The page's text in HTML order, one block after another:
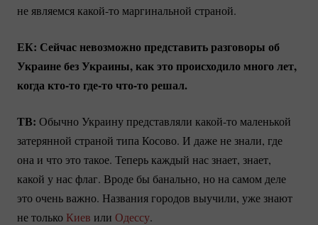
не являемсякакой-то маргинальной страной.
ЕК: Сейчас невозможно представить разговоры об
Украине без Украины, как это происходило много лет,
когдакто-тогде-точто-торешал.
ТВ: Обычно Украину представляли какой-то маленькой
затерянной страной типа Косово. И даже не знали, где
она и что это такое. Теперь каждый нас знает, знает,
какой у нас флаг. Вроде бы банально, но на самом деле
это очень важно. Названия городов выучили, уже знают
не только Киев или Одессу.